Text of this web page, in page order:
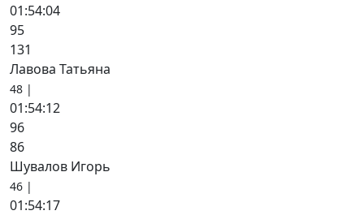
01:54:04
95
131
Лавова Татьяна
48 |
01:54:12
96
86
Шувалов Игорь
46 |
01:54:17